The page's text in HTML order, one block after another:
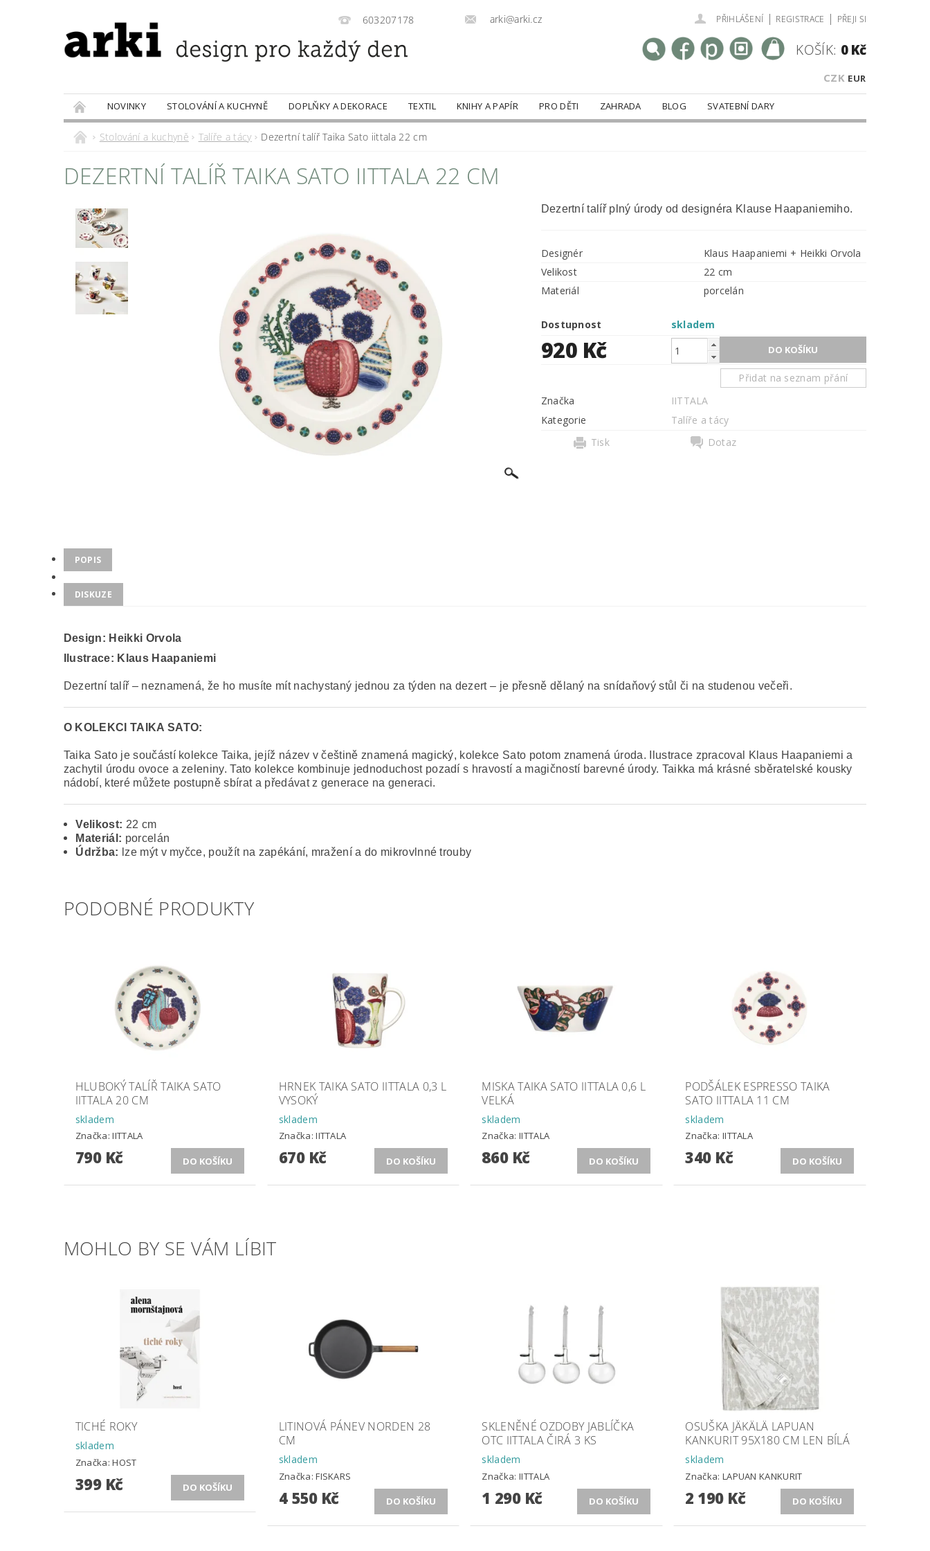
603207178 arki@arki.cz PŘIHLÁŠENÍ | REGISTRACE | PŘEJI SI
CZK EUR
KOŠÍK: 0 Kč
NOVINKY STOLOVÁNÍ A KUCHYNĚ DOPLŇKY A DEKORACE TEXTIL KNIHY A PAPÍR PRO DĚTI ZAHRADA BLOG
SVATEBNÍ DARY
PRODÁVANÉ ZNAČKY
DOBROTY
Stolování a kuchyně Talíře a tácy Dezertní talíř Taika Sato iittala 22 cm
DEZERTNÍ TALÍŘ TAIKA SATO IITTALA 22 CM
Dezertní talíř plný úrody od designéra Klause Haapaniemiho.
Designér
Klaus Haapaniemi + Heikki Orvola
Velikost
22 cm
Materiál
porcelán
Dostupnost skladem
920 Kč
Přidat na seznam přání
Značka
IITTALA
Kategorie
Talíře a tácy
Tisk
Dotaz
POPIS
DISKUZE
Design: Heikki Orvola
Ilustrace: Klaus Haapaniemi
Dezertní talíř – neznamená, že ho musíte mít nachystaný jednou za týden na dezert – je přesně dělaný na snídaňový stůl či na studenou večeři.
O KOLEKCI TAIKA SATO:
Taika Sato je součástí kolekce Taika, jejíž název v češtině znamená magický, kolekce Sato potom znamená úroda. Ilustrace zpracoval Klaus Haapaniemi a
zachytil úrodu ovoce a zeleniny. Tato kolekce kombinuje jednoduchost pozadí s hravostí a magičností barevné úrody. Taikka má krásné sběratelské kousky
nádobí, které můžete postupně sbírat a předávat z generace na generaci.
Velikost: 22 cm
Materiál: porcelán
Údržba: lze mýt v myčce, použít na zapékání, mražení a do mikrovlnné trouby
PODOBNÉ PRODUKTY
HLUBOKÝ TALÍŘ TAIKA SATO
IITTALA 20 CM
skladem
Značka:IITTALA
790 Kč
HRNEK TAIKA SATO IITTALA 0,3 L
VYSOKÝ
skladem
Značka:IITTALA
670 Kč
MISKA TAIKA SATO IITTALA 0,6 L
VELKÁ
skladem
Značka:IITTALA
860 Kč
PODŠÁLEK ESPRESSO TAIKA
SATO IITTALA 11 CM
skladem
Značka: IITTALA
340 Kč
MOHLO BY SE VÁM LÍBIT
TICHÉ ROKY
skladem
Značka:HOST
399 Kč
LITINOVÁ PÁNEV NORDEN 28
CM
skladem
Značka:FISKARS
4 550 Kč
SKLENĚNÉ OZDOBY JABLÍČKA
OTC IITTALA ČIRÁ 3 KS
skladem
Značka:IITTALA
1 290 Kč
OSUŠKA JÄKÄLÄ LAPUAN
KANKURIT 95X180 CM LEN BÍLÁ
skladem
Značka: LAPUAN KANKURIT
2 190 Kč